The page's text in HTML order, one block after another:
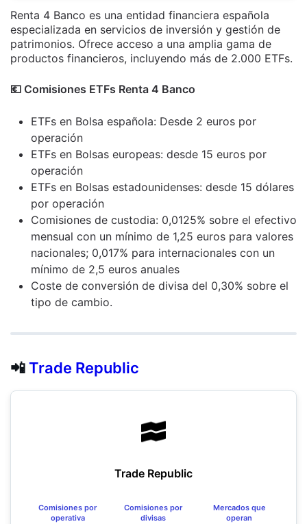
Renta 4 Banco es una entidad financiera española
especializada en servicios de inversión y gestión de
patrimonios. Ofrece acceso a una amplia gama de
productos financieros, incluyendo más de 2.000 ETFs.
💶​ Comisiones ETFs Renta 4 Banco
ETFs en Bolsa española: Desde 2 euros por
operación
ETFs en Bolsas europeas: desde 15 euros por
operación
ETFs en Bolsas estadounidenses: desde 15 dólares
por operación
Comisiones de custodia: 0,0125% sobre el efectivo
mensual con un mínimo de 1,25 euros para valores
nacionales; 0,017% para internacionales con un
mínimo de 2,5 euros anuales
Coste de conversión de divisa del 0,30% sobre el
tipo de cambio.
📲Trade Republic
Trade Republic
Comisiones por
operativa
Comisiones por
divisas
Mercados que
operan